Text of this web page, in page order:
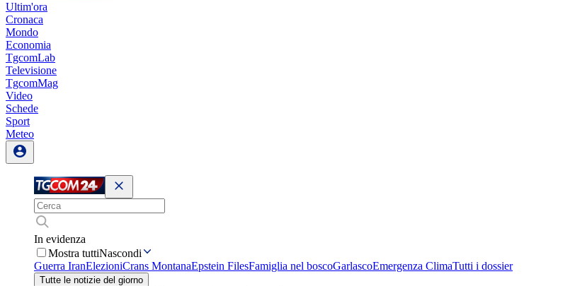
Ultim'ora
Cronaca
Mondo
Economia
TgcomLab
Televisione
TgcomMag
Video
Schede
Sport
Meteo
In evidenza
Mostra tuttiNascondi
Guerra IranElezioniCrans MontanaEpstein FilesFamiglia nel boscoGarlascoEmergenza ClimaTutti i dossier
Tutte le notizie del giorno